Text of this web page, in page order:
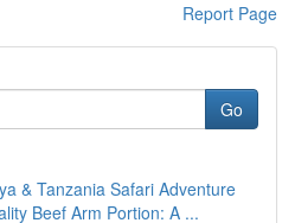
Report Page
Go
& Tanzania Safari Adventure
Beef Arm Portion: A ...